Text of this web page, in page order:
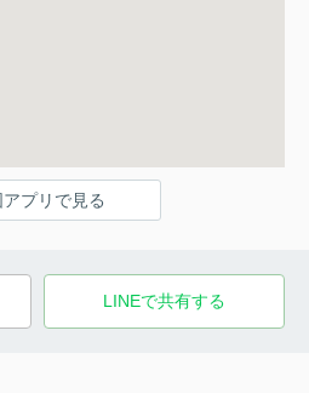
プリで見る
LINEで共有する